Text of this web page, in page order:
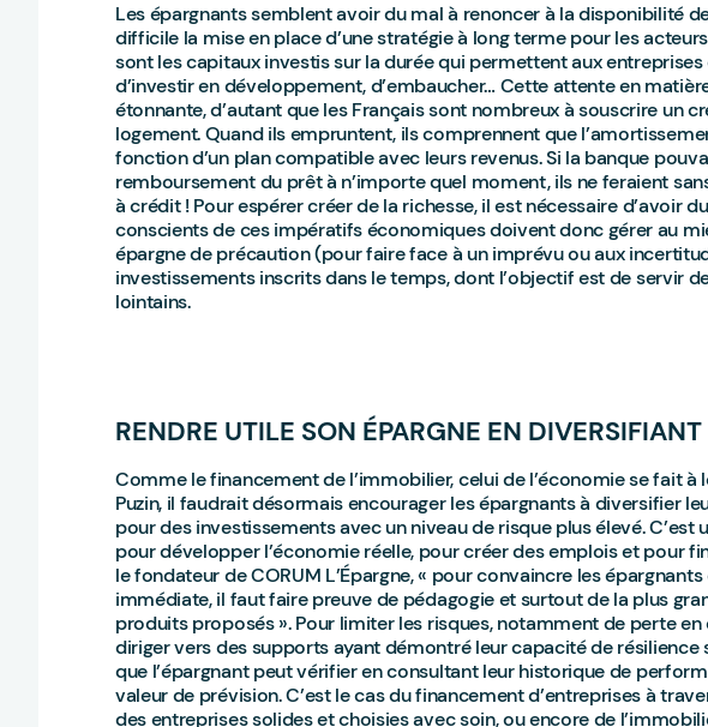
Les épargnants semblent avoir du mal à renoncer à la disponibilité
difficile la mise en place d’une stratégie à long terme pour les
sont les capitaux investis sur la durée qui permettent aux
d’investir en développement, d’embaucher… Cette attente en
étonnante, d’autant que les Français sont nombreux à souscrire un
logement. Quand ils empruntent, ils comprennent que
fonction d’un plan compatible avec leurs revenus. Si la banque
remboursement du prêt à n’importe quel moment, ils ne feraient
à crédit ! Pour espérer créer de la richesse, il est nécessaire d’avoir
conscients de ces impératifs économiques doivent donc gérer au
épargne de précaution (pour faire face à un imprévu ou aux
investissements inscrits dans le temps, dont l’objectif est de servir
lointains.
RENDRE UTILE SON ÉPARGNE EN DIVERSIFIANT
Comme le financement de l’immobilier, celui de l’économie se fait à
Puzin, il faudrait désormais encourager les épargnants à diversifier
pour des investissements avec un niveau de risque plus élevé. C’est
pour développer l’économie réelle, pour créer des emplois et pour
le fondateur de CORUM L’Épargne, « pour convaincre les
immédiate, il faut faire preuve de pédagogie et surtout de la plus
produits proposés ». Pour limiter les risques, notamment de perte
diriger vers des supports ayant démontré leur capacité de résilience
que l’épargnant peut vérifier en consultant leur historique de
valeur de prévision. C’est le cas du financement d’entreprises à
des entreprises solides et choisies avec soin, ou encore de